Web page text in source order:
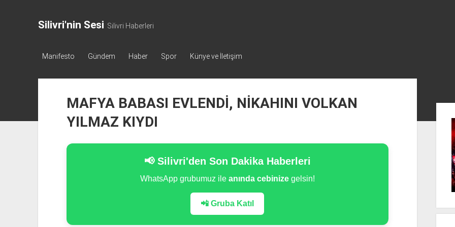
Silivri'nin Sesi Silivri Haberleri
Manifesto Gündem Haber Spor Künye ve İletişim
MAFYA BABASI EVLENDİ, NİKAHINI VOLKAN
YILMAZ KIYDI
📢 Silivri'den Son Dakika Haberleri
WhatsApp grubumuz ile anında cebinizegelsin!
📲 Gruba Katıl
a